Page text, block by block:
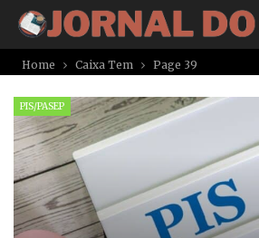
Home Caixa Tem Page 39
PIS/PASEP